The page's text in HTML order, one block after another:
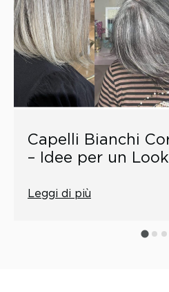
Capelli Bianchi
– Idee per un
Leggi di più